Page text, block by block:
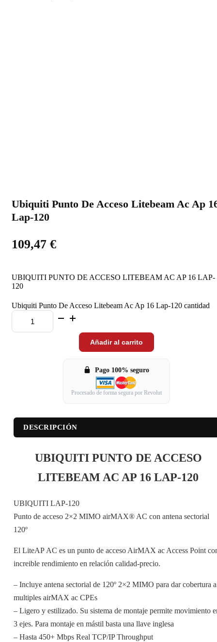
Ubiquiti Punto De Acceso Litebeam Ac Ap
Lap-120
109,47 €
UBIQUITI PUNTO DE ACCESO LITEBEAM AC AP 16 LAP-
120
Ubiquiti Punto De Acceso Litebeam Ac Ap 16 Lap-120 cantidad
Añadir al carrito
Pago 100% seguro
Procesado de forma segura por Revolut
DESCRIPCIÓN
UBIQUITI PUNTO DE ACCESO
LITEBEAM AC AP 16 LAP-120
UBIQUITI LAP-120
Punto de acceso 2×2 MIMO airMAX® AC con antena sectorial
120º
El LiteAP AC es un punto de acceso AirMAX ac Access Point
increible rendimiento en relación calidad-precio.
– Incluye antena sectorial de 120º 2×2 MIMO para dar cobertura a
multiples airMAX ac CPEs
– Ligero y estilizado. Su sistema de montaje permite movimiento
3 ejes. Para montaje en mástil basta una llave inglesa
– Hasta 450+ Mbps Real TCP/IP Throughput